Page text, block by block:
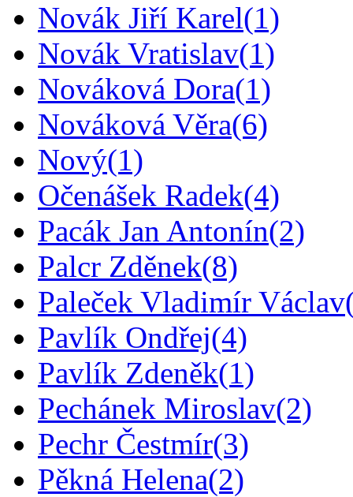
Novák Jiří Karel(1)
Novák Vratislav(1)
Nováková Dora(1)
Nováková Věra(6)
Nový(1)
Očenášek Radek(4)
Pacák Jan Antonín(2)
Palcr Zděnek(8)
Paleček Vladimír Václav
Pavlík Ondřej(4)
Pavlík Zdeněk(1)
Pechánek Miroslav(2)
Pechr Čestmír(3)
Pěkná Helena(2)